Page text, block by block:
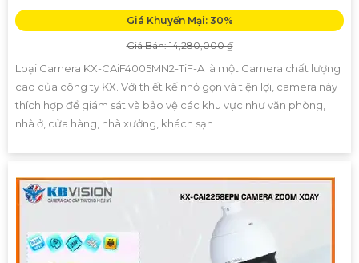
Giá Khuyến Mại: 30%
Giá Bán: 14,280,000 ₫
Loại Camera KX-CAiF4005MN2-TiF-A là một Camera chất lượng
cao của công ty KX. Với thiết kế nhỏ gọn và tiện lợi, camera này
thích hợp để giám sát và bảo vệ các khu vực như văn phòng,
nhà ở, cửa hàng, nhà xưởng, khách sạn